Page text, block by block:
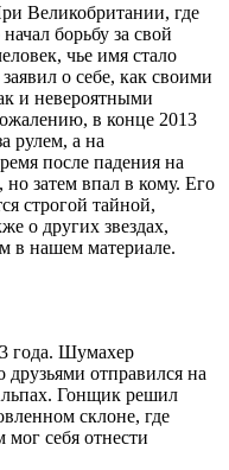
Великобритании, где
борьбу за свой
чье имя стало
о себе, как своими
и невероятными
в конце 2013
рулем, а на
после падения на
затем впал в кому. Его
строгой тайной,
о других звездах,
в нашем материале.
года. Шумахер
отправился на
Гонщик решил
склоне, где
себя отнести